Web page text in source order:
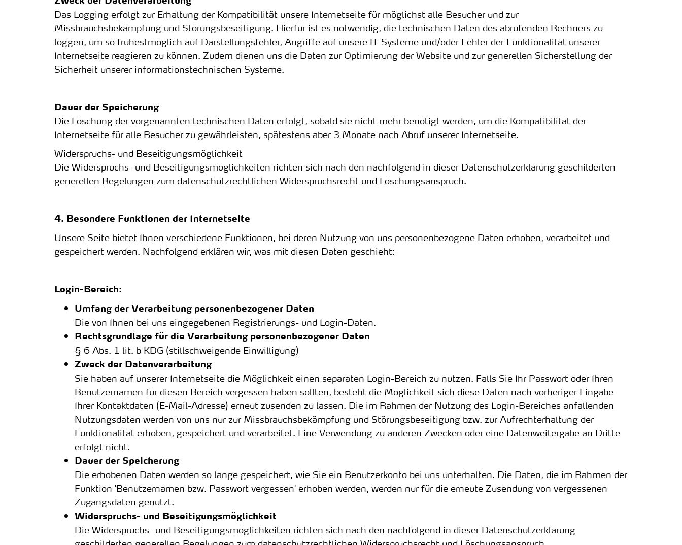
Das Logging erfolgt zur Erhaltung der Kompatibilität unsere Internetseite für möglichst alle Besucher und zur
Missbrauchsbekämpfung und Störungsbeseitigung. Hierfür ist es notwendig, die technischen Daten des abrufenden Rechners zu
loggen, um so frühestmöglich auf Darstellungsfehler, Angriffe auf unsere IT-Systeme und/oder Fehler der Funktionalität unserer
Internetseite reagieren zu können. Zudem dienen uns die Daten zur Optimierung der Website und zur generellen Sicherstellung der
Sicherheit unserer informationstechnischen Systeme.
Dauer der Speicherung
Die Löschung der vorgenannten technischen Daten erfolgt, sobald sie nicht mehr benötigt werden, um die Kompatibilität der
Internetseite für alle Besucher zu gewährleisten, spätestens aber 3 Monate nach Abruf unserer Internetseite.
Widerspruchs- und Beseitigungsmöglichkeit
Die Widerspruchs- und Beseitigungsmöglichkeiten richten sich nach den nachfolgend in dieser Datenschutzerklärung geschilderten
generellen Regelungen zum datenschutzrechtlichen Widerspruchsrecht und Löschungsanspruch.
4. Besondere Funktionen der Internetseite
Unsere Seite bietet Ihnen verschiedene Funktionen, bei deren Nutzung von uns personenbezogene Daten erhoben, verarbeitet und
gespeichert werden. Nachfolgend erklären wir, was mit diesen Daten geschieht:
Login-Bereich:
Umfang der Verarbeitung personenbezogener Daten
Die von Ihnen bei uns eingegebenen Registrierungs- und Login-Daten.
Rechtsgrundlage für die Verarbeitung personenbezogener Daten
§ 6 Abs. 1 lit. b KDG (stillschweigende Einwilligung)
Zweck der Datenverarbeitung
Sie haben auf unserer Internetseite die Möglichkeit einen separaten Login-Bereich zu nutzen. Falls Sie Ihr Passwort oder Ihren
Benutzernamen für diesen Bereich vergessen haben sollten, besteht die Möglichkeit sich diese Daten nach vorheriger Eingabe
Ihrer Kontaktdaten (E-Mail-Adresse) erneut zusenden zu lassen. Die im Rahmen der Nutzung des Login-Bereiches anfallenden
Nutzungsdaten werden von uns nur zur Missbrauchsbekämpfung und Störungsbeseitigung bzw. zur Aufrechterhaltung der
Funktionalität erhoben, gespeichert und verarbeitet. Eine Verwendung zu anderen Zwecken oder eine Datenweitergabe an Dritte
erfolgt nicht.
Dauer der Speicherung
Die erhobenen Daten werden so lange gespeichert, wie Sie ein Benutzerkonto bei uns unterhalten. Die Daten, die im Rahmen der
Funktion 'Benutzernamen bzw. Passwort vergessen' erhoben werden, werden nur für die erneute Zusendung von vergessenen
Zugangsdaten genutzt.
Widerspruchs- und Beseitigungsmöglichkeit
Die Widerspruchs- und Beseitigungsmöglichkeiten richten sich nach den nachfolgend in dieser Datenschutzerklärung